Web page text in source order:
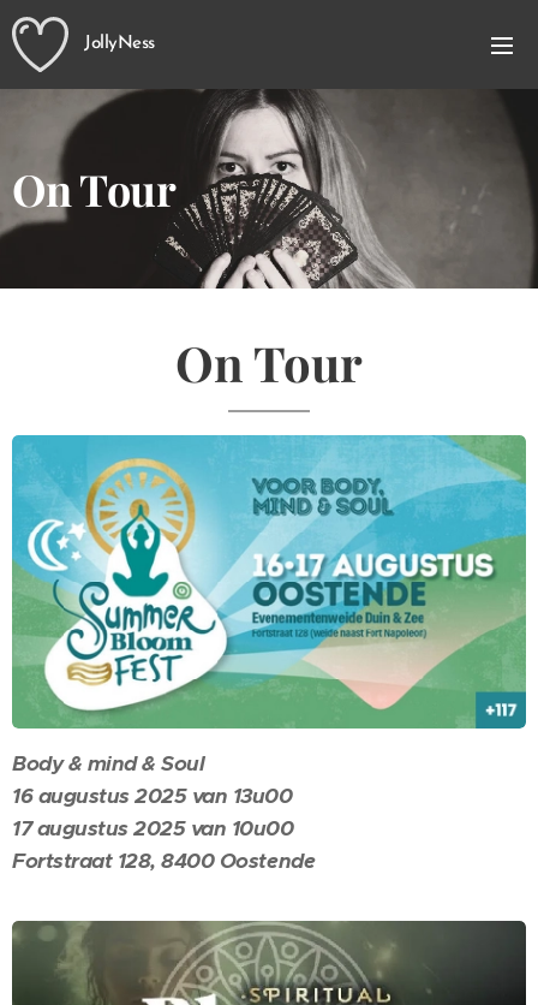
JollyNess
On Tour
On Tour
Body & mind & Soul
16 augustus 2025 van 13u00
17 augustus 2025 van 10u00
Fortstraat 128, 8400 Oostende